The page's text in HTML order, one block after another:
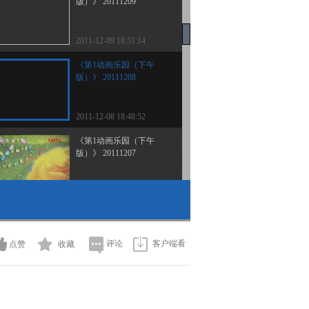
2011-12-09 18:51:14
《第1动画乐园（下午
版）》 20111208
2011-12-08 18:48:52
《第1动画乐园（下午
版）》 20111207
2011-12-06 18:22:31
点赞 收藏 评论 客户端看